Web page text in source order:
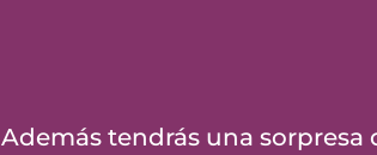
Además tendrás una sorpresa